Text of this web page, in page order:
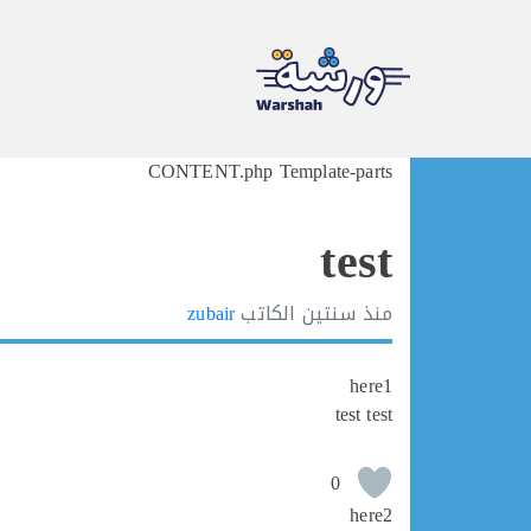
Skip
CONTENT.php Template-parts
test
منذ سنتين الكاتبzubair
here1
test test
0
here2